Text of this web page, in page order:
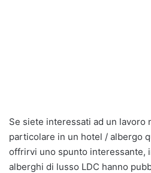
Se siete interessati ad un
particolare in un hotel / albergo
offrirvi uno spunto interessante,
alberghi di lusso LDC hanno